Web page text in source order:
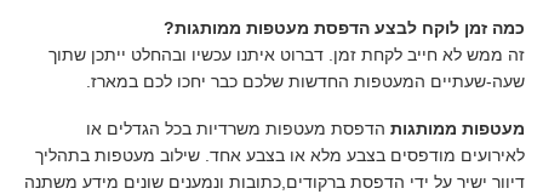
כמה זמן לוקח לבצע הדפסת מעטפות ממותגות?
זה ממש לא חייב לקחת זמן. דברוט איתנו עכשיו ובהחלט ייתכן שתוך
שעה-שעתיים המעטפות החדשות שלכם כבר יחכו לכם במארז.
מעטפות ממותגות הדפסת מעטפות משרדיות בכל הגדלים או
לאירועים מודפסים בצבע מלא או בצבע אחד. שילוב מעטפות בתהליך
דיוור ישיר על ידי הדפסת ברקודים,כתובות ונמענים שונים מידע משתנה